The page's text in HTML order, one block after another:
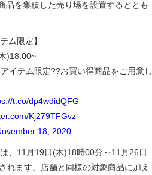
を集積した売り場を設置するととも
ム限定】
)18:00~
イテム限定??お買い得商品をご用意し
t.co/dp4wdidQFG
Kj279TFGvz
18, 2020
、11月19日(木)18時00分～11月26日
れます。店舗と同様の対象商品に加え